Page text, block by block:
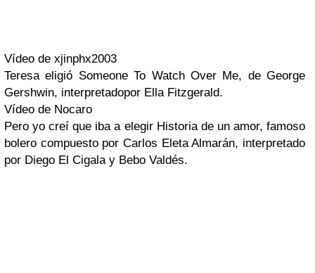
Vídeo de xjinphx2003
Teresaeligió Someone To Watch Over Me, de George
Gershwin, interpretadopor Ella Fitzgerald.
Vídeo de Nocaro
Pero yo creí que iba a elegir Historia de un amor, famoso
bolero compuesto por Carlos Eleta Almarán, interpretado
por Diego El Cigala y Bebo Valdés.